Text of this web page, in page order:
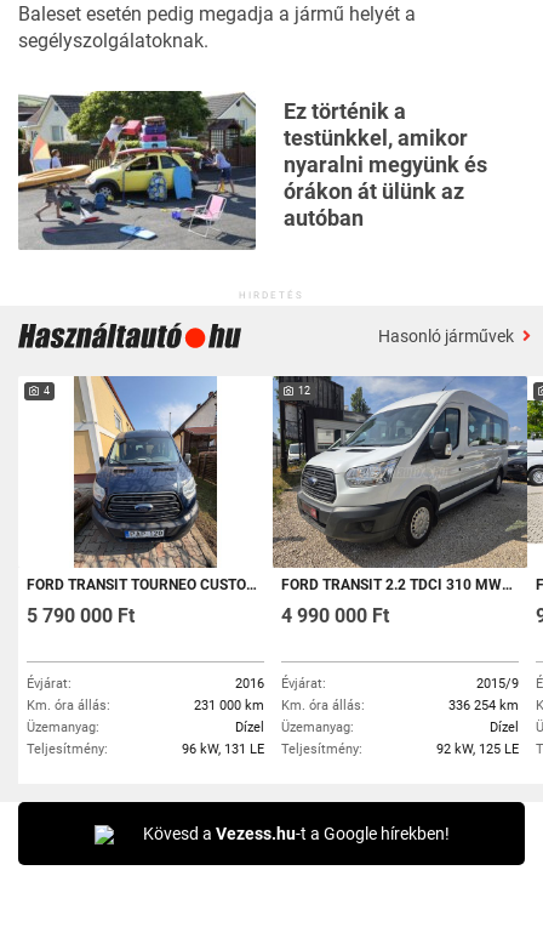
Baleset esetén pedig megadja a jármű helyét a
segélyszolgálatoknak.
Ez történik a
testünkkel, amikor
nyaralni megyünk és
órákon át ülünk az
autóban
HIRDETÉS
Hasonló járművek
4
FORD TRANSIT TOURNEO CUSTOM 2.0 TDCI 310 L1H1 TREND (9 SZEMÉLYES )
5 790 000 Ft
Évjárat:
2016
Km. óra állás:
231 000 km
Üzemanyag:
Dízel
Teljesítmény:
96 kW, 131 LE
12
FORD TRANSIT 2.2 TDCI 310 MWB AMBIENTE SZ.KÖNYV! TETŐ KLÍMA! TEMPOMAT! MULTIKORMÁNY!
4 990 000 Ft
Évjárat:
2015/9
Km. óra állás:
336 254 km
Üzemanyag:
Dízel
Teljesítmény:
92 kW, 125 LE
Kövesd a Vezess.hu-t a Google hírekben!